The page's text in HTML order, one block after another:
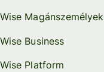
Wise Magánszemélyek
Wise Business
Wise Platform